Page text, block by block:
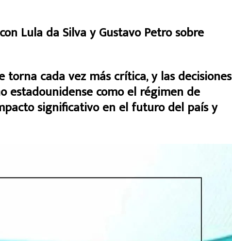
torna cada vez más crítica, y las decisiones
estadounidense como el régimen de
significativo en el futuro del país y